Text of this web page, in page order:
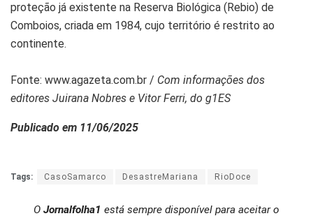
proteção já existente na Reserva Biológica (Rebio) de
Comboios, criada em 1984, cujo território é restrito ao
continente.
Fonte: www.agazeta.com.br / Com informações dos
editores Juirana Nobres e Vitor Ferri, do g1ES
Publicado em 11/06/2025
Tags: CasoSamarco DesastreMariana RioDoce
O Jornalfolha1 está sempre disponível para aceitar o